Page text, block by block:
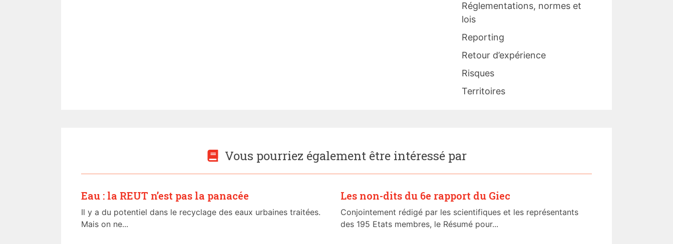
Réglementations, normes et
lois
Reporting
Retour d’expérience
Risques
Territoires
Vous pourriez également être intéressé par
Eau : la REUT n’est pas la panacée
Il y a du potentiel dans le recyclage des eaux urbaines traitées.
Mais on ne...
Les non-dits du 6e rapport du Giec
Conjointement rédigé par les scientifiques et les représentants
des 195 Etats membres, le Résumé pour...